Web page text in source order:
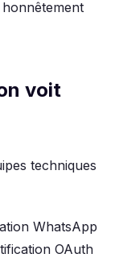
voit
techniques
WhatsApp
OAuth